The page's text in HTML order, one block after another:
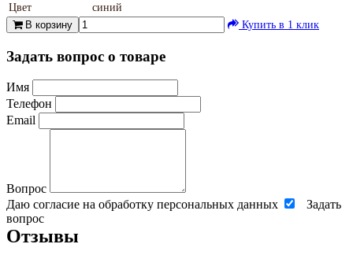
Цвет
синий
В корзину
Купить в 1 клик
Задать вопрос о товаре
Имя
Телефон
Email
Вопрос
Даю согласие на обработку персональных данных
Задать
вопрос
Отзывы